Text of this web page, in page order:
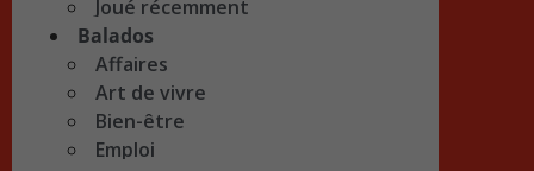
Joué récemment
Balados
Affaires
Art de vivre
Bien-être
Emploi